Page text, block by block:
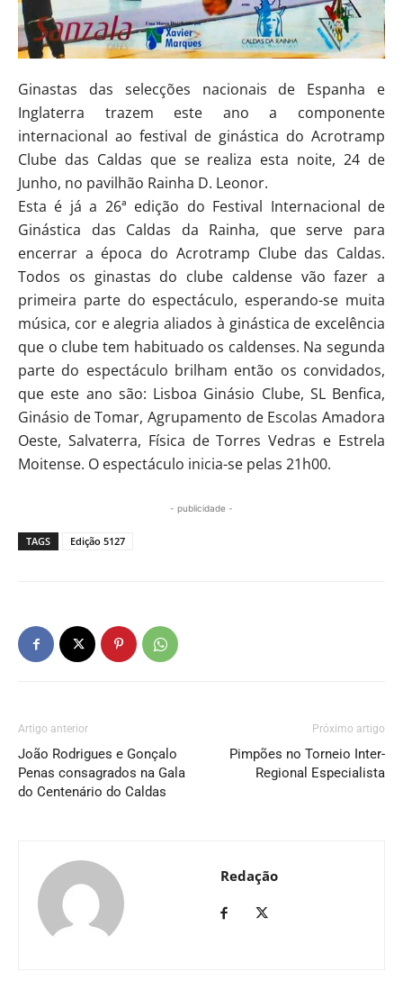
Ginastas das selecções nacionais de Espanha e
Inglaterra trazem este ano a componente
internacional ao festival de ginástica do Acrotramp
Clube das Caldas que se realiza esta noite, 24 de
Junho, no pavilhão Rainha D. Leonor.
Esta é já a 26ª edição do Festival Internacional de
Ginástica das Caldas da Rainha, que serve para
encerrar a época do Acrotramp Clube das Caldas.
Todos os ginastas do clube caldense vão fazer a
primeira parte do espectáculo, esperando-se muita
música, cor e alegria aliados à ginástica de excelência
que o clube tem habituado os caldenses. Na segunda
parte do espectáculo brilham então os convidados,
que este ano são: Lisboa Ginásio Clube, SL Benfica,
Ginásio de Tomar, Agrupamento de Escolas Amadora
Oeste, Salvaterra, Física de Torres Vedras e Estrela
Moitense. O espectáculo inicia-se pelas 21h00.
- publicidade -
TAGS Edição 5127
Artigo anterior
João Rodrigues e Gonçalo
Penas consagrados na Gala
do Centenário do Caldas
Próximo artigo
Pimpões no Torneio Inter-
Regional Especialista
Redação